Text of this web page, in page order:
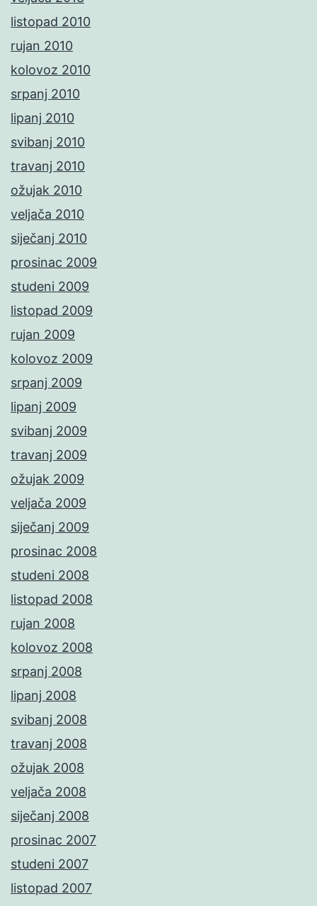
listopad 2010
rujan 2010
kolovoz 2010
srpanj 2010
lipanj 2010
svibanj 2010
travanj 2010
ožujak 2010
veljača 2010
siječanj 2010
prosinac 2009
studeni 2009
listopad 2009
rujan 2009
kolovoz 2009
srpanj 2009
lipanj 2009
svibanj 2009
travanj 2009
ožujak 2009
veljača 2009
siječanj 2009
prosinac 2008
studeni 2008
listopad 2008
rujan 2008
kolovoz 2008
srpanj 2008
lipanj 2008
svibanj 2008
travanj 2008
ožujak 2008
veljača 2008
siječanj 2008
prosinac 2007
studeni 2007
listopad 2007